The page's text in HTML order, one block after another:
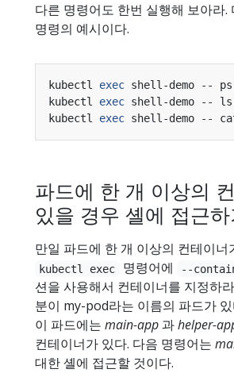
다른 명령어도 한번 실행해 보아라.
명령의 예시이다.
kubectl exec
kubectl exec
kubectl exec
파드에 한 개 이상의
있을 경우 셸에 접근하
만일 파드에 한 개 이상의 컨테이너
kubectl exec 명령어에 --
션을 사용해서 컨테이너를 지정하
분이 my-pod라는 이름의 파드가
이 파드에는 main-app 과helper-
컨테이너가 있다. 다음 명령어는
대한 셸에 접근할 것이다.